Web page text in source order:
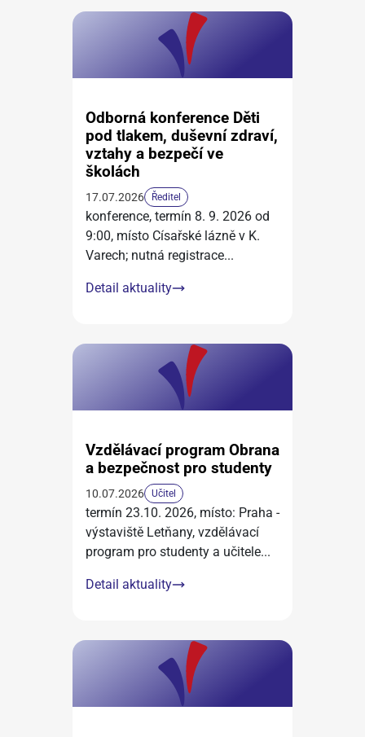
Odborná konference Děti
pod tlakem, duševní zdraví,
vztahy a bezpečí ve
školách
17.07.2026 Ředitel
konference, termín 8. 9. 2026 od
9:00, místo Císařské lázně v K.
Varech; nutná registrace...
Detail aktuality
Vzdělávací program Obrana
a bezpečnost pro studenty
10.07.2026 Učitel
termín 23.10. 2026, místo: Praha -
výstaviště Letňany, vzdělávací
program pro studenty a učitele...
Detail aktuality